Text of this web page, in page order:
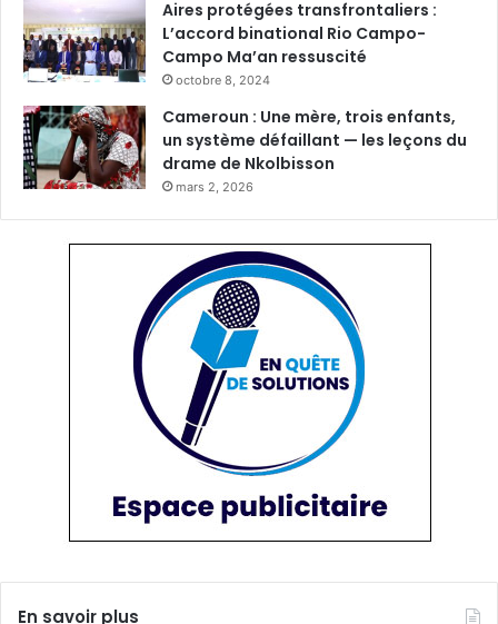
Aires protégées transfrontaliers :
L’accord binational Rio Campo-
Campo Ma’an ressuscité
octobre 8, 2024
Cameroun : Une mère, trois enfants,
un système défaillant — les leçons du
drame de Nkolbisson
mars 2, 2026
En savoir plus